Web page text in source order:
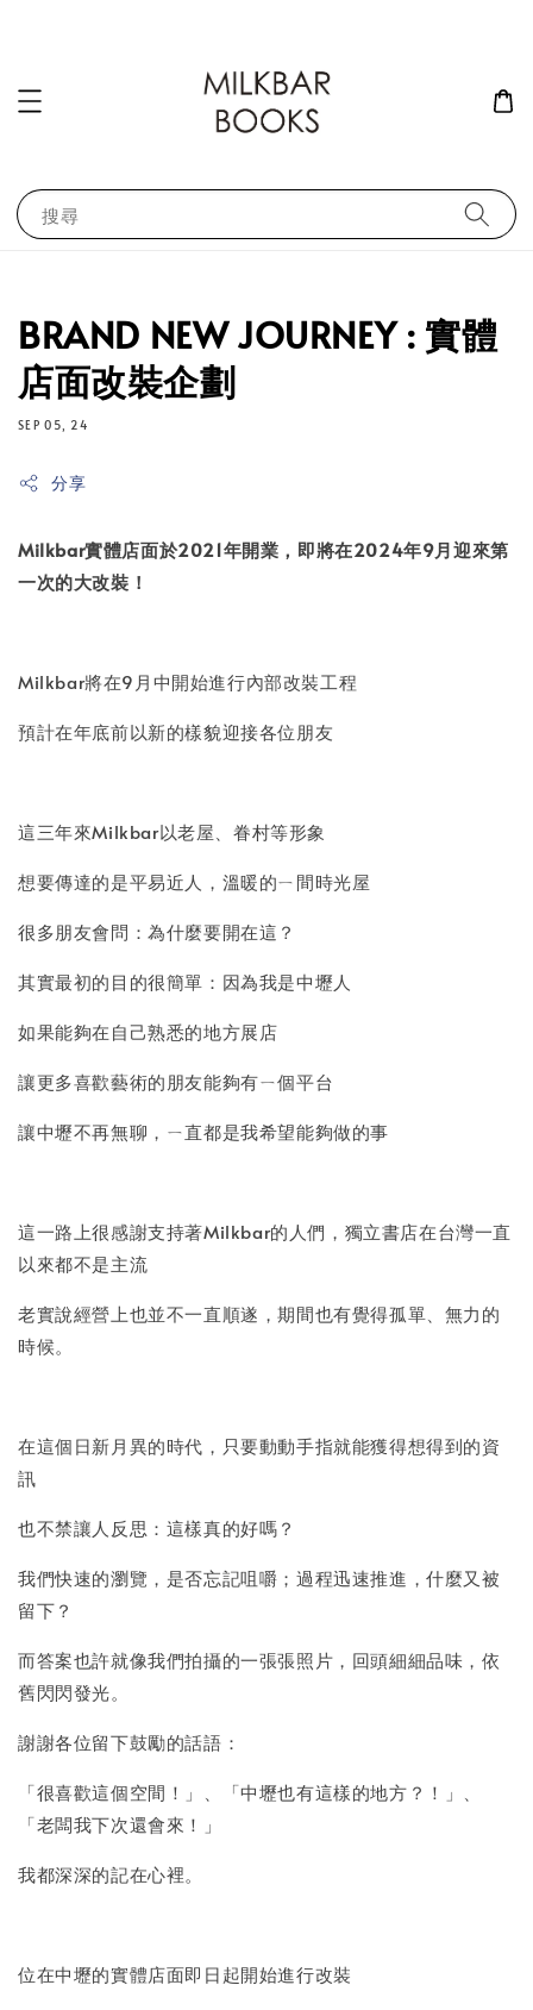
搜尋
BRAND NEW JOURNEY : 實體
店面改裝企劃
SEP 05, 24
分享
Milkbar實體店面於2021年開業，即將在2024年9月迎來第
一次的大改裝！
Milkbar將在9月中開始進行內部改裝工程
預計在年底前以新的樣貌迎接各位朋友
這三年來Milkbar以老屋、眷村等形象
想要傳達的是平易近人，溫暖的ㄧ間時光屋
很多朋友會問：為什麼要開在這？
其實最初的目的很簡單：因為我是中壢人
如果能夠在自己熟悉的地方展店
讓更多喜歡藝術的朋友能夠有ㄧ個平台
讓中壢不再無聊，ㄧ直都是我希望能夠做的事
這一路上很感謝支持著Milkbar的人們，獨立書店在台灣一直
以來都不是主流
老實說經營上也並不一直順遂，期間也有覺得孤單、無力的
時候。
在這個日新月異的時代，只要動動手指就能獲得想得到的資
訊
也不禁讓人反思：這樣真的好嗎？
我們快速的瀏覽，是否忘記咀嚼；過程迅速推進，什麼又被
留下？
而答案也許就像我們拍攝的一張張照片，回頭細細品味，依
舊閃閃發光。
謝謝各位留下鼓勵的話語：
「很喜歡這個空間！」、「中壢也有這樣的地方？！」、
「老闆我下次還會來！」
我都深深的記在心裡。
位在中壢的實體店面即日起開始進行改裝